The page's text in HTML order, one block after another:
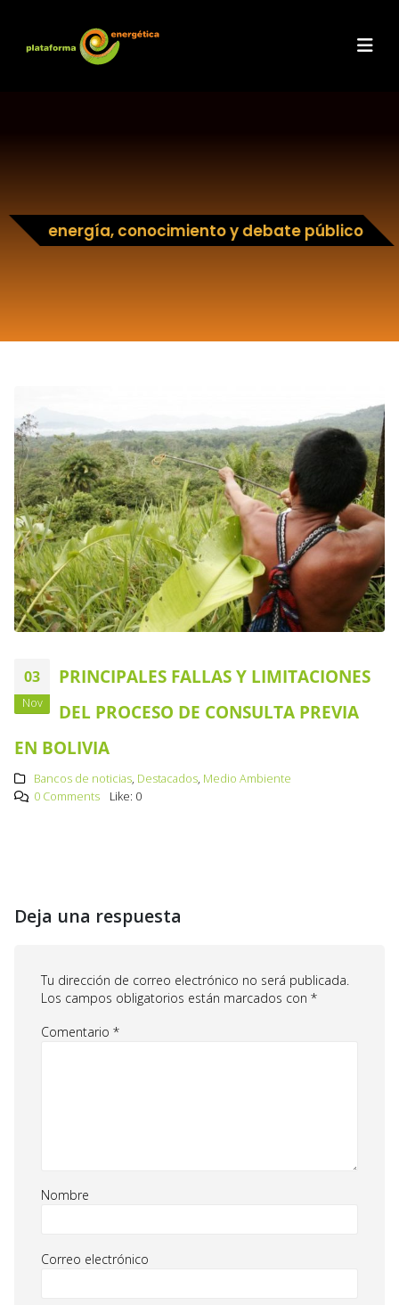
energía, conocimiento y debate público
03
Nov
PRINCIPALES FALLAS Y LIMITACIONES
DEL PROCESO DE CONSULTA PREVIA
EN BOLIVIA
Bancos de noticias, Destacados, Medio Ambiente
0 Comments
Like: 0
Deja una respuesta
Tu dirección de correo electrónico no será publicada.
Los campos obligatorios están marcados con *
Comentario *
Nombre
Correo electrónico